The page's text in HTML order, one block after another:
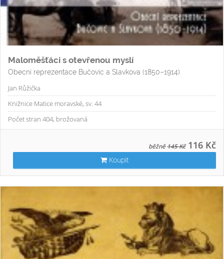
Maloměšťáci s otevřenou myslí
Obecní reprezentace Bučovic a Slavkova (1850–1914)
Jan Růžička
Knižnice Matice moravské, sv. 44
Počet stran 404, brožovaná
běžně145 Kč 116 Kč
Koupit